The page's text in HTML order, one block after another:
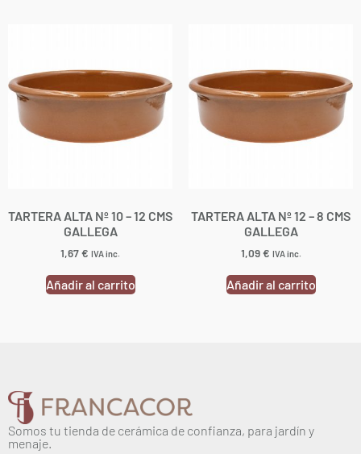
TARTERA ALTA Nº 10 – 12 CMS
GALLEGA
1,67€ IVA inc.
Añadir al carrito
TARTERA ALTA Nº 12 – 8 CMS
GALLEGA
1,09€ IVA inc.
Añadir al carrito
Somos tu tienda de cerámica de confianza, para jardín y
menaje.